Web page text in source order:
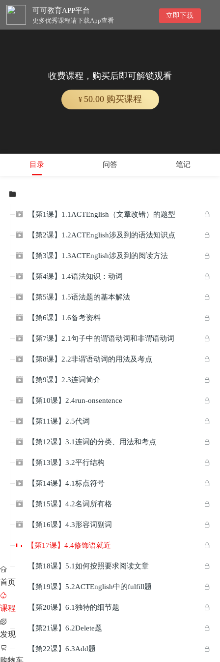
可可教育APP平台
更多优秀课程请下载App查看
立即下载
收费课程，购买后即可解锁观看
¥ 50.00 购买课程
目录 问答 笔记


 【第1课】1.1ACTEnglish（文章改错）的题型

 【第2课】1.2ACTEnglish涉及到的语法知识点

 【第3课】1.3ACTEnglish涉及到的阅读方法

 【第4课】1.4语法知识：动词

 【第5课】1.5语法题的基本解法

 【第6课】1.6备考资料

 【第7课】2.1句子中的谓语动词和非谓语动词

 【第8课】2.2非谓语动词的用法及考点

 【第9课】2.3连词简介

 【第10课】2.4run-onsentence

 【第11课】2.5代词

 【第12课】3.1连词的分类、用法和考点

 【第13课】3.2平行结构

 【第14课】4.1标点符号

 【第15课】4.2名词所有格

 【第16课】4.3形容词副词

【第17课】4.4修饰语就近

【第18课】5.1如何按照要求阅读文章

【第19课】5.2ACTEnglish中的fulfill题

【第20课】6.1独特的细节题

【第21课】6.2Delete题

【第22课】6.3Add题

首页

课程

发现

购物车